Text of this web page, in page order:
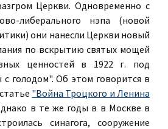
Церкви. Одновременно с
либерального нэпа (новой
они нанесли Церкви новый
по вскрытию святых мощей
ценностей в 1922 г. под
голодом". Об этом говорится в
"Война Троцкого и Ленина
в те же годы в в Москве в
синагога, сооружение